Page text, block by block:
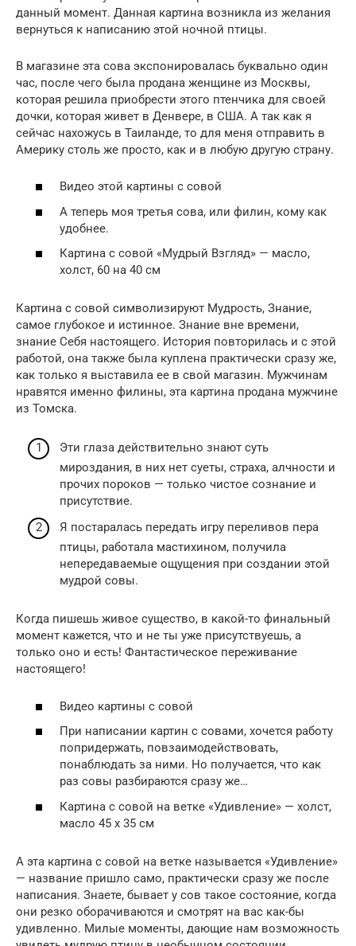
данный момент. Данная картина возникла из желания
вернуться к написанию этой ночной птицы.
В магазине эта сова экспонировалась буквально один
час, после чего была продана женщине из Москвы,
которая решила приобрести этого птенчика для своей
дочки, которая живет в Денвере, в США. А так как я
сейчас нахожусь в Таиланде, то для меня отправить в
Америку столь же просто, как и в любую другую страну.
Видео этой картины с совой
А теперь моя третья сова, или филин, кому как
удобнее.
Картина с совой «Мудрый Взгляд» — масло,
холст, 60 на 40 см
Картина с совой символизируют Мудрость, Знание,
самое глубокое и истинное. Знание вне времени,
знание Себя настоящего. История повторилась и с этой
работой, она также была куплена практически сразу же,
как только я выставила ее в свой магазин. Мужчинам
нравятся именно филины, эта картина продана мужчине
из Томска.
Эти глаза действительно знают суть
мироздания, в них нет суеты, страха, алчности и
прочих пороков — только чистое сознание и
присутствие.
Я постаралась передать игру переливов пера
птицы, работала мастихином, получила
непередаваемые ощущения при создании этой
мудрой совы.
Когда пишешь живое существо, в какой-то финальный
момент кажется, что и не ты уже присутствуешь, а
только оно и есть! Фантастическое переживание
настоящего!
Видео картины с совой
При написании картин с совами, хочется работу
попридержать, повзаимодействовать,
понаблюдать за ними. Но получается, что как
раз совы разбираются сразу же…
Картина с совой на ветке «Удивление» — холст,
масло 45 х 35 см
А эта картина с совой на ветке называется «Удивление»
— название пришло само, практически сразу же после
написания. Знаете, бывает у сов такое состояние, когда
они резко оборачиваются и смотрят на вас как-бы
удивленно. Милые моменты, дающие нам возможность